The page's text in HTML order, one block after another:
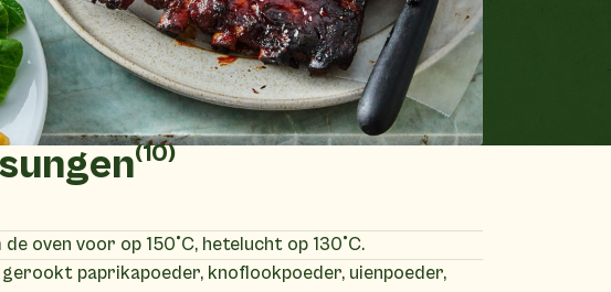
(10)
oven voor op 150°C, hetelucht op 130°C.
gerookt paprikapoeder, knoflookpoeder, uienpoeder,